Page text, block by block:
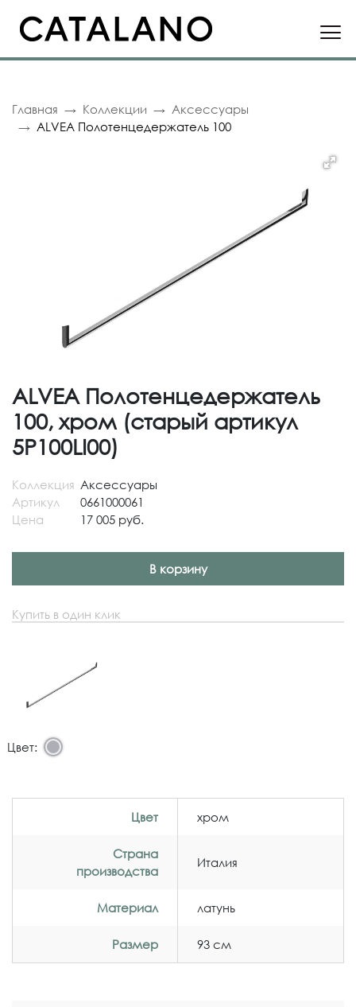
Главная Коллекции
Аксессуары
ALVEA Полотенцедержатель 100
ALVEA Полотенцедержатель
100, хром (старый артикул
5P100LI00)
Коллекция Аксессуары
Артикул
0661000061
Цена
17 005 руб.
В корзину
Купить в один клик
Цвет:
Цвет хром
Страна
производства
Италия
Материал латунь
Размер 93 см